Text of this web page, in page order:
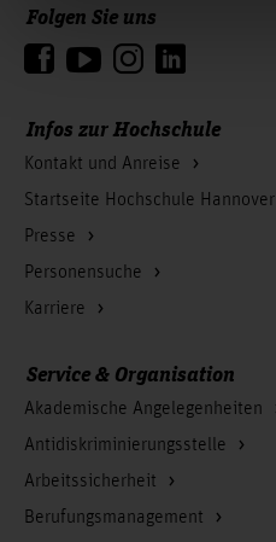
Infos zur Hochschule
Kontakt und Anreise
Startseite Hochschule Hannover
Presse
Personensuche
Karriere
Folgen Sie uns
Service & Organisation
Akademische Angelegenheiten
Antidiskriminierungsstelle
Arbeitssicherheit
Berufungsmanagement